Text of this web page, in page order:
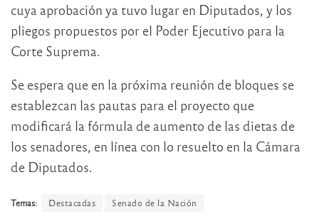
cuya aprobación ya tuvo lugar en Diputados, y los
pliegos propuestos por el Poder Ejecutivo para la
Corte Suprema.
Se espera que en la próxima reunión de bloques se
establezcan las pautas para el proyecto que
modificará la fórmula de aumento de las dietas de
los senadores, en línea con lo resuelto en la Cámara
de Diputados.
Temas: Destacadas Senado de la Nación